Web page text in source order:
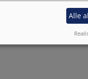
Alle